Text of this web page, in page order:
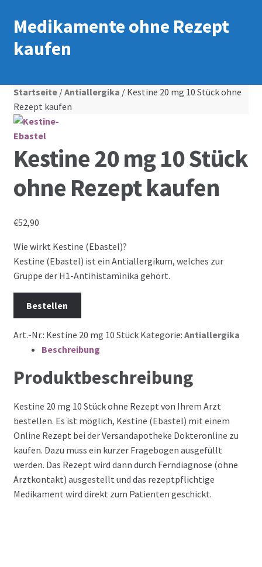
Medikamente ohne Rezept
kaufen
Startseite/Antiallergika / Kestine 20 mg 10 Stück ohne
Rezept kaufen
Kestine 20 mg 10 Stück
ohne Rezept kaufen
€52,90
Wie wirkt Kestine (Ebastel)?
Kestine (Ebastel) ist ein Antiallergikum, welches zur
Gruppe der H1-Antihistaminika gehört.
Bestellen
Art.-Nr.: Kestine 20 mg 10 Stück Kategorie: Antiallergika
Beschreibung
Produktbeschreibung
Kestine 20 mg 10 Stück ohne Rezept von Ihrem Arzt
bestellen. Es ist möglich, Kestine (Ebastel) mit einem
Online Rezept bei der Versandapotheke Dokteronline zu
kaufen. Dazu muss ein kurzer Fragebogen ausgefüllt
werden. Das Rezept wird dann durch Ferndiagnose (ohne
Arztkontakt) ausgestellt und das rezeptpflichtige
Medikament wird direkt zum Patienten geschickt.